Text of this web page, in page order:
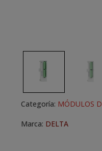
Categoría: MÓDULOS
Marca: DELTA